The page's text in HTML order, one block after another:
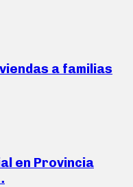
a familias
en Provincia